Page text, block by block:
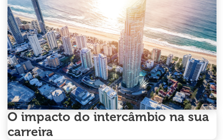
que
dezembro
é
o
melhor
mês
para
começar
O impacto do intercâmbio na sua
carreira